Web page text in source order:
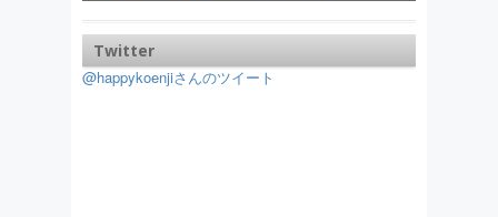
Twitter
@happykoenjiさんのツイート